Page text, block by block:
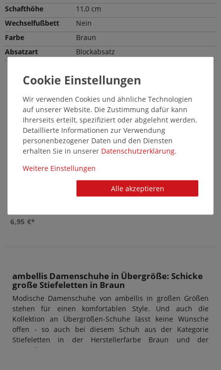
Schafthöhe
11,0 cm
Wechselfußbett
Nein
Farbe
Braun
Absatzart
Blockabsatz
Passende Pflegemittel und Einlegesohlen
14640
pedag - Cleansing Kit - Tuch und
6,95 €*
ambellis Damenschuhe in Übergröße: Schicke
große Stiefeletten in Braun
Modische Damenschuhe von ambellis in großen Größen
stehen für einen komfortablen Style. Und auch die
Kollektion an Übergrößen-Schuhe lässt keine Wünsche
offen - so auch bei diesem Schuh aus der Kategorie
Stiefeletten in der Herstellerfarbe Braun und der
Hersteller-Nummer AB1786091AH-A-17. Das
Wir verwenden Cookies und ähnliche Technologien
auf unserer Website. Die Zustimmung dafür kann
Ihrerseits erteilt, spezifiziert oder abgelehnt werden.
Detaillierte Informationen zur Verwendung
personenbezogener Daten und den Diensten
erhalten Sie in unserer Daten­schutz­erklärung.
Weitere Einstellungen
Alle akzeptieren